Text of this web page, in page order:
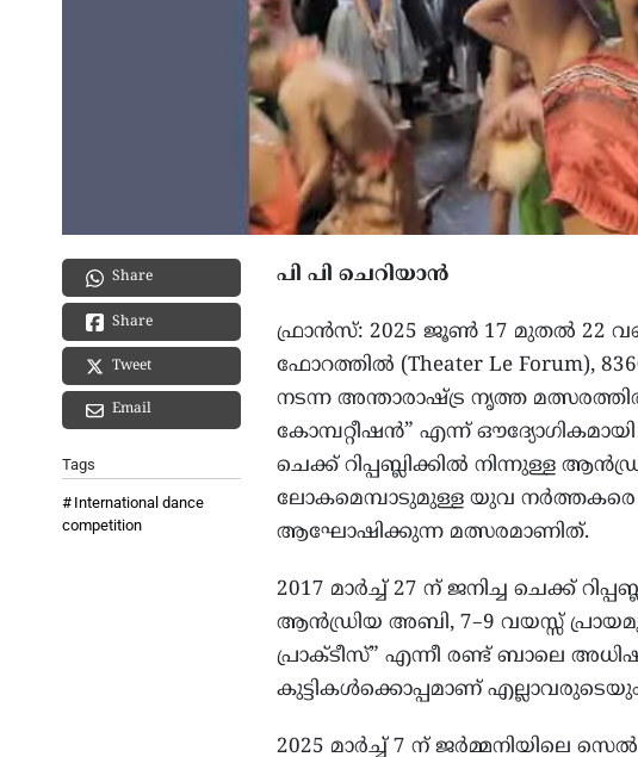
Share
Share
Tweet
Email
Tags
International dance
competition
പി പി ചെറിയാൻ
ഫ്രാൻസ്: 2025 ജൂൺ 17 മുതൽ 22
ഫോറത്തിൽ (Theater Le Forum),
നടന്ന അന്താരാഷ്ട്ര നൃത്ത
കോമ്പറ്റീഷൻ” എന്ന് ഔദ്യോഗികമായി
ചെക്ക് റിപ്പബ്ലിക്കിൽ നിന്നുള്ള
ലോകമെമ്പാടുമുള്ള യുവ നർത്തകരെ
ആഘോഷിക്കുന്ന മത്സരമാണിത്.
2017 മാർച്ച് 27 ന് ജനിച്ച ചെക്ക്
ആൻഡ്രിയ അബി, 7–9 വയസ്സ്
പ്രാക്ടീസ്” എന്നീ രണ്ട് ബാലെ
കുട്ടികൾക്കൊപ്പമാണ്
2025 മാർച്ച് 7 ന് ജർമ്മനിയിലെ